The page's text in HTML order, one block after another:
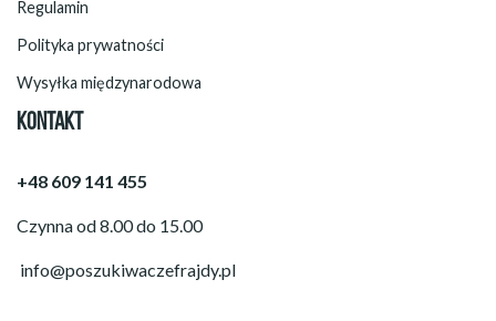
Regulamin
Polityka prywatności
Wysyłka międzynarodowa
KONTAKT
+48 609 141 455
Czynna od 8.00 do 15.00
info@poszukiwaczefrajdy.pl